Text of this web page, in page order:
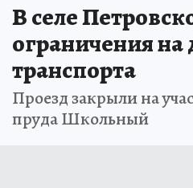
В селе
ограничения
транспорта
Проезд закрыли на
пруда Школьный